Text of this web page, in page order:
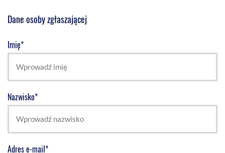
Dane osoby zgłaszającej
Imię*
Nazwisko*
Adres e-mail*